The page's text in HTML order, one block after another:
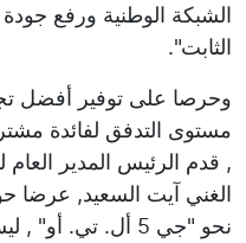
الشبكة الوطنية ورفع
الثابت".
وحرصا على توفير أفضل
, قدم الرئيس المدير
الغني آيت السعيد, عرضا
نحو "جي 5 أل. تي.